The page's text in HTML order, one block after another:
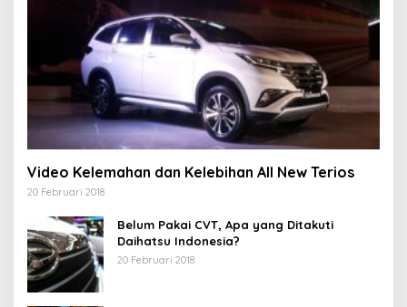
Video Kelemahan dan Kelebihan All New Terios
20 Februari 2018
Belum Pakai CVT, Apa yang Ditakuti
Daihatsu Indonesia?
20 Februari 2018